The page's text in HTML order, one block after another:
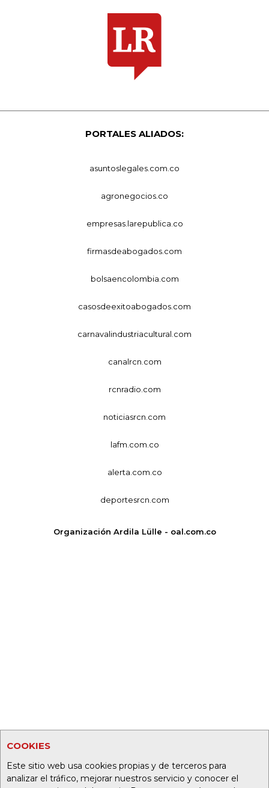
COOKIES
Este sitio web usa cookies propias y de terceros para
analizar el tráfico, mejorar nuestros servicio y conocer el
PORTALES ALIADOS:
asuntoslegales.com.co
agronegocios.co
empresas.larepublica.co
firmasdeabogados.com
bolsaencolombia.com
casosdeexitoabogados.com
carnavalindustriacultural.com
canalrcn.com
rcnradio.com
noticiasrcn.com
lafm.com.co
alerta.com.co
deportesrcn.com
Organización Ardila Lülle - oal.com.co